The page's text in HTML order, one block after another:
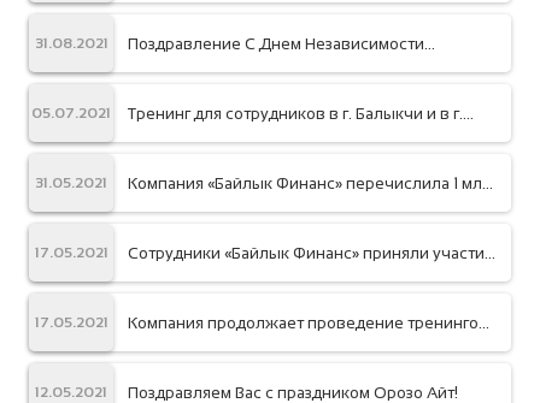
31.08.2021
Поздравление С Днем Независимости
05.07.2021
Тренинг для сотрудников в г. Балыкчи и в г.
31.05.2021
Компания «Байлык Финанс» перечислила 1 млн
Баткенской области
17.05.2021
Сотрудники «Байлык Финанс» приняли участие
17.05.2021
Компания продолжает проведение тренингов
12.05.2021 Поздравляем Вас с праздником Орозо Айт!